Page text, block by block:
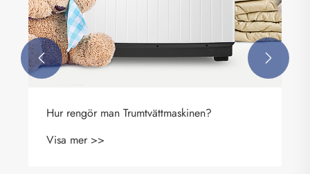
Hur rengör man Trumtvättmaskinen?
Visa mer >>
 